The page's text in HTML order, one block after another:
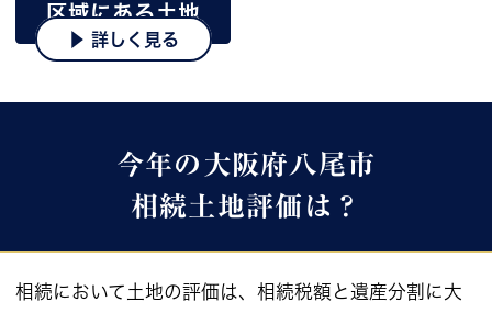
区域にある土地
▶ 詳しく見る
今年の大阪府八尾市
相続土地評価は？
相続において土地の評価は、相続税額と遺産分割に大